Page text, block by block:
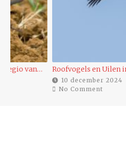
Roofvogels en Uilen in de
10 december 2024
No Comment